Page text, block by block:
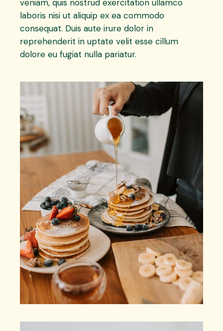
veniam, quis nostrud exercitation ullamco
laboris nisi ut aliquip ex ea commodo
consequat. Duis aute irure dolor in
reprehenderit in uptate velit esse cillum
dolore eu fugiat nulla pariatur.